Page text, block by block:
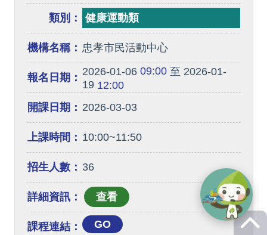
類別： 健康運動類
機構名稱： 忠孝市民活動中心
報名日期： 2026-01-0609:00至 2026-01-
1912:00
開課日期： 2026-03-03
上課時間： 10:00~11:50
招生人數： 36
詳細資訊：
課程連結： GO